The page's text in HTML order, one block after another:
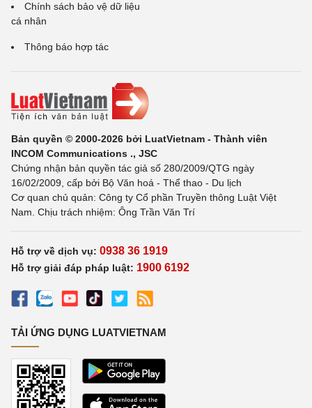
Chính sách bảo vệ dữ liệu
cá nhân
Thông báo hợp tác
Bản quyền © 2000-2026 bởi LuatVietnam - Thành viên
INCOM Communications ., JSC
Chứng nhận bản quyền tác giả số 280/2009/QTG ngày
16/02/2009, cấp bởi Bộ Văn hoá - Thể thao - Du lịch
Cơ quan chủ quản: Công ty Cổ phần Truyền thông Luật Việt
Nam. Chịu trách nhiệm: Ông Trần Văn Trí
Hỗ trợ về dịch vụ: 0938 36 1919
Hỗ trợ giải đáp pháp luật: 1900 6192
TẢI ỨNG DỤNG LUATVIETNAM